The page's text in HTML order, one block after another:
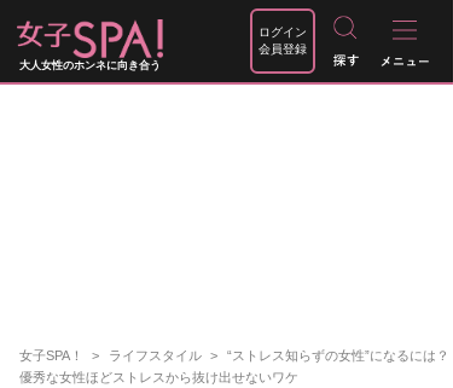
大人女性のホンネに向き合う
ログイン
会員登録
女子SPA！ ライフスタイル
“ストレス知らずの女性”になるには？
優秀な女性ほどストレスから抜け出せないワケ